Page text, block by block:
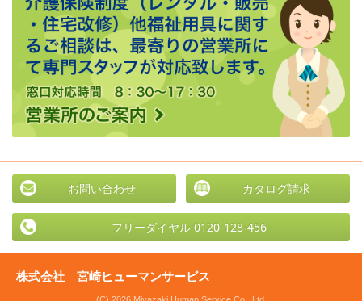
お問い合わせ カタログ請求
フリーダイヤル 0120-128-456
株式会社 宮崎ヒューマンサービス
(C) 2026 Miyazaki Human Service Co., Ltd.